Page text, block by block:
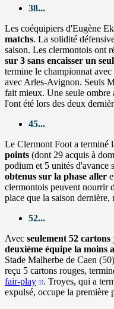
38...
Les coéquipiers d'Eugène
matchs. La solidité
saison. Les clermontois ont
sur 3 sans encaisser un
termine le championnat avec
avec Arles-Avignon. Seuls
fait mieux. Une seule ombre
l'ont été lors des deux
45...
Le Clermont Foot a terminé
points (dont 29 acquis à
podium et 5 unités d'avance
obtenus sur la phase aller
clermontois peuvent nourrir
place que la saison
52...
Avec seulement 52 cartons
deuxième équipe la moins
Stade Malherbe de Caen
reçu 5 cartons rouges,
fair-play
. Troyes, qui a
expulsé, occupe la première